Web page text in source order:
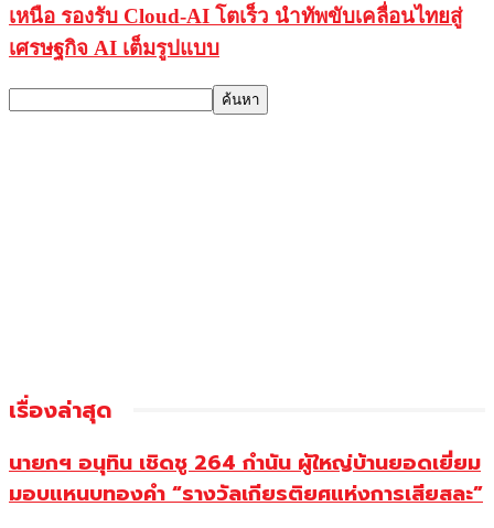
เหนือ รองรับ Cloud-AI โตเร็ว นำทัพขับเคลื่อนไทยสู่
เศรษฐกิจ AI เต็มรูปแบบ
เรื่องล่าสุด
นายกฯ อนุทิน เชิดชู 264 กำนัน ผู้ใหญ่บ้านยอดเยี่ยม
มอบแหนบทองคำ “รางวัลเกียรติยศแห่งการเสียสละ”